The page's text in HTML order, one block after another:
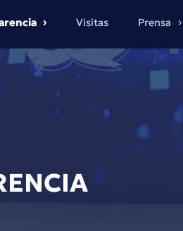
Visitas Prensa